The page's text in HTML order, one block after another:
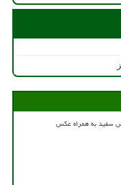
سفید به همراه عکس